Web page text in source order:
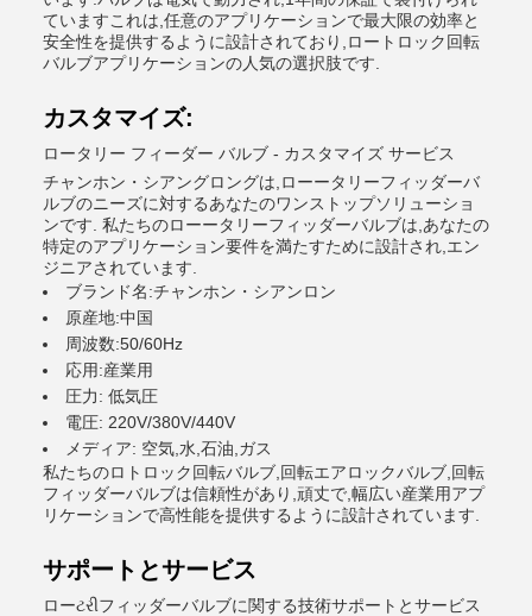
ていますこれは,任意のアプリケーションで最大限の効率と
安全性を提供するように設計されており,ロートロック回転
バルブアプリケーションの人気の選択肢です.
カスタマイズ:
ロータリー フィーダー バルブ - カスタマイズ サービス
チャンホン・シアングロングは,ローータリーフィッダーバ
ルブのニーズに対するあなたのワンストップソリューショ
ンです. 私たちのローータリーフィッダーバルブは,あなたの
特定のアプリケーション要件を満たすために設計され,エン
ジニアされています.
ブランド名:チャンホン・シアンロン
原産地:中国
周波数:50/60Hz
応用:産業用
圧力: 低気圧
電圧: 220V/380V/440V
メディア: 空気,水,石油,ガス
私たちのロトロック回転バルブ,回転エアロックバルブ,回転
フィッダーバルブは信頼性があり,頑丈で,幅広い産業用アプ
リケーションで高性能を提供するように設計されています.
サポートとサービス
ローટરીフィッダーバルブに関する技術サポートとサービス